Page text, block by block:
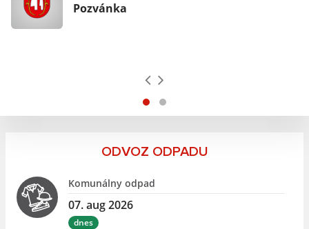
Pozvánka
ODVOZ ODPADU
Komunálny odpad
07. aug 2026
dnes